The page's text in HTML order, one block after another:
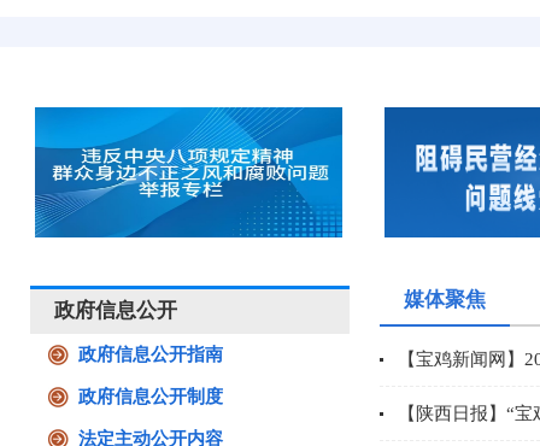
政府信息公开
政府信息公开指南
政府信息公开制度
法定主动公开内容
媒体聚焦
【宝鸡新闻网】
【陕西日报】“